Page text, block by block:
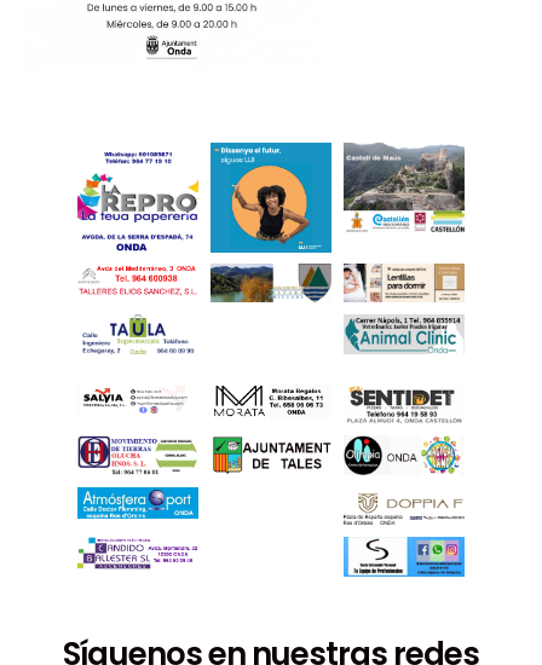
Síguenos en nuestras redes